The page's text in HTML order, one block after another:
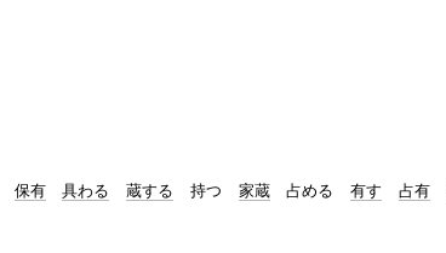
保有 具わる 蔵する 持つ 家蔵 占める 有す 占有